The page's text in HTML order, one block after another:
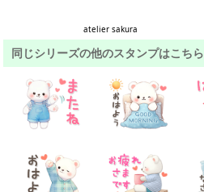
atelier sakura
同じシリーズの他のスタンプはこちら